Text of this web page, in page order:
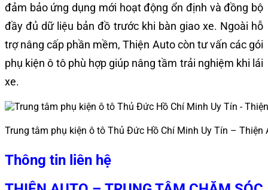
đảm bảo ứng dụng mới hoạt động ổn định và đồng bộ
đầy đủ dữ liệu bản đồ trước khi bàn giao xe. Ngoài hỗ
trợ nâng cấp phần mềm, Thiện Auto còn tư vấn các gói
phụ kiện ô tô phù hợp giúp nâng tầm trải nghiệm khi lái
xe.
Trung tâm phụ kiện ô tô Thủ Đức Hồ Chí Minh Uy Tín – Thiện
Thông tin liên hệ